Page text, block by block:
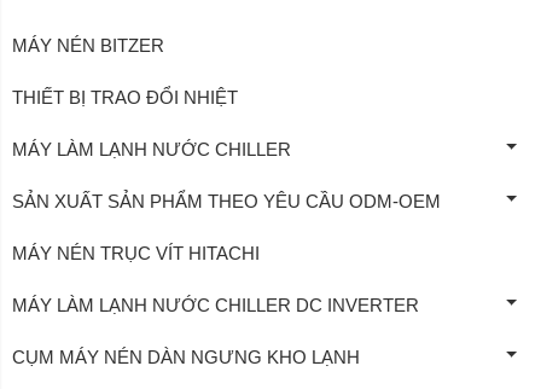
MÁY NÉN BITZER
THIẾT BỊ TRAO ĐỔI NHIỆT
MÁY LÀM LẠNH NƯỚC CHILLER
SẢN XUẤT SẢN PHẨM THEO YÊU CẦU ODM-OEM
MÁY NÉN TRỤC VÍT HITACHI
MÁY LÀM LẠNH NƯỚC CHILLER DC INVERTER
CỤM MÁY NÉN DÀN NGƯNG KHO LẠNH